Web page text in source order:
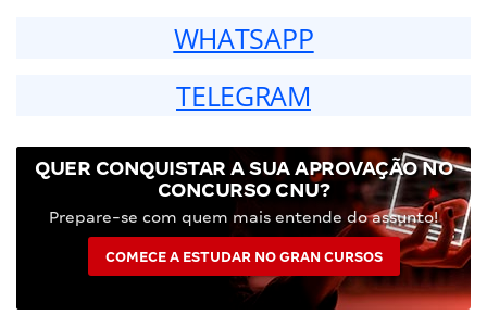
WHATSAPP
TELEGRAM
QUER CONQUISTAR A SUA APROVAÇÃO NO
CONCURSO CNU?
Prepare-se com quem mais entende do assunto!
COMECE A ESTUDAR NO GRAN CURSOS